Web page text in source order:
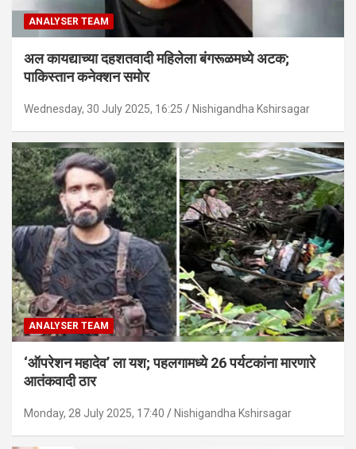
ANALYSER TEAM
अल कायद्याच्या दहशतवादी महिलेला बंगरूळमध्ये अटक;
पाकिस्तान कनेक्शन समोर
Wednesday, 30 July 2025, 16:25 Nishigandha Kshirsagar
ANALYSER TEAM
‘ऑपरेशन महादेव’ ला यश; पहलगामध्ये 26 पर्यटकांना मारणारे
आतंकवादी ठार
Monday, 28 July 2025, 17:40 Nishigandha Kshirsagar